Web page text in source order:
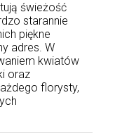
świeżość
starannie
piękne
adres. W
kwiatów
oraz
florysty,